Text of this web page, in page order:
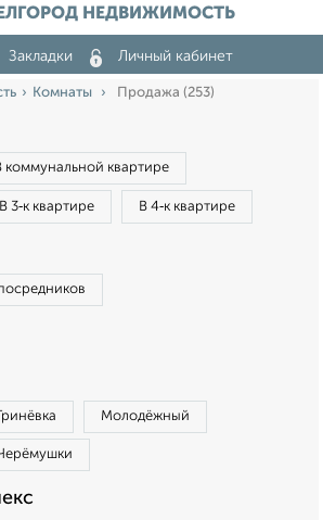
НЕДВИЖИМОСТЬ
Закладки Личный кабинет
Комнаты Продажа (253)
коммунальной квартире
В 3‑к квартире В 4‑к квартире
Молодёжный